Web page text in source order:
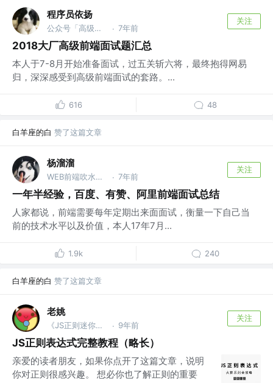
程序员依扬
公众号「高级前端进阶」 @蚂蚁 · 7年前
关注
2018大厂高级前端面试题汇总
本人于7-8月开始准备面试，过五关斩六将，最终抱得网易
归，深深感受到高级前端面试的套路。...
616 48
白羊座的白 赞了这篇文章
杨溜溜
WEB前端吹水工程师 @百度 · 7年前
关注
一年半经验，百度、有赞、阿里前端面试总结
人家都说，前端需要每年定期出来面面试，衡量一下自己当
前的技术水平以及价值，本人17年7月...
1.9k 240
白羊座的白 赞了这篇文章
老姚
《JS正则迷你书》作者 · 9年前
关注
JS正则表达式完整教程（略长）
亲爱的读者朋友，如果你点开了这篇文章，说明
你对正则很感兴趣。 想必你也了解正则的重要